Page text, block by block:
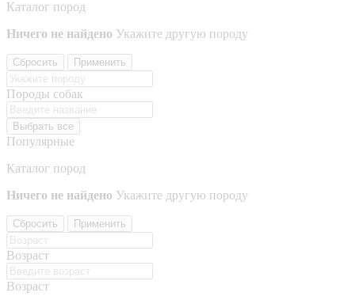
Каталог пород
Ничего не найдено Укажите другую породу
Сбросить Применить
Породы собак
Выбрать все
Популярные
Каталог пород
Ничего не найдено Укажите другую породу
Сбросить Применить
Возраст
Возраст